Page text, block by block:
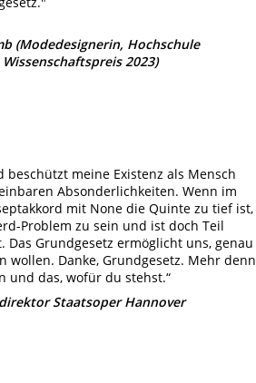
(Modedesignerin, Hochschule
2023)
beschützt meine Existenz als Mensch
Absonderlichkeiten. Wenn im
mit None die Quinte zu tief ist,
Problem zu sein und ist doch Teil
Grundgesetz ermöglicht uns, genau
wollen. Danke, Grundgesetz. Mehr denn
und das, wofür du stehst.“
Staatsoper Hannover